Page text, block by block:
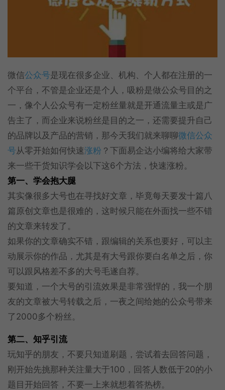
微信公众号是现在很多企业、机构、个人都在注册的一
个平台，不管是企业还是个人，吸粉是做公众号目的之
一，像个人公众号有一定粉丝量就是开通流量主或是广
告主了，而企业来说粉丝是目的之一，还需要提升自己
的品牌以及产品的营销，那今天我们就来聊聊微信公众
号从零开始如何快速涨粉 ？下面易企达小编将给大家带
来一些干货知识学会以下这6个方法，快速涨粉。
第一、学会抱大腿
其实像很多大号也在寻找好文章，毕竟每天要发十篇八
篇原创文章也是很难的，这时候只能在外面找一些不错
的文章来转发了。
如果你的文章确实不错，跟编辑的关系也要好，可以主
动展示你的作品，尤其是有大号跟你要白名单之后，你
可以跟风格差不多的大号毛遂自荐。
要知道，一个大号的引流效果是非常强悍的，我一个朋
友的文章被大号转载之后，一夜之间给她的公众号带来
了2000多个粉丝。
第二、知乎引流
玩知乎的朋友，不要只知道刷题，尝试着去回答问题，
刚开始先挑那种关注量大于100，回答人数低于20的小
题目开始回答，不要一上来就想着答热榜。